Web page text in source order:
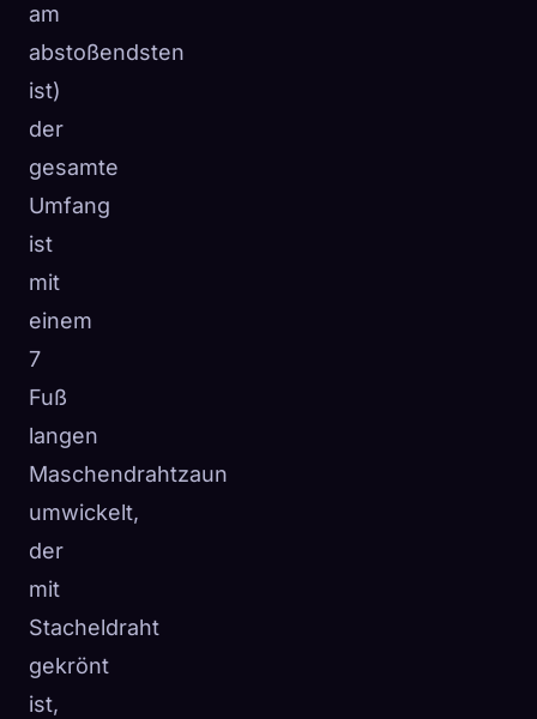
am
abstoßendsten
ist)
der
gesamte
Umfang
ist
mit
einem
7
Fuß
langen
Maschendrahtzaun
umwickelt,
der
mit
Stacheldraht
gekrönt
ist,